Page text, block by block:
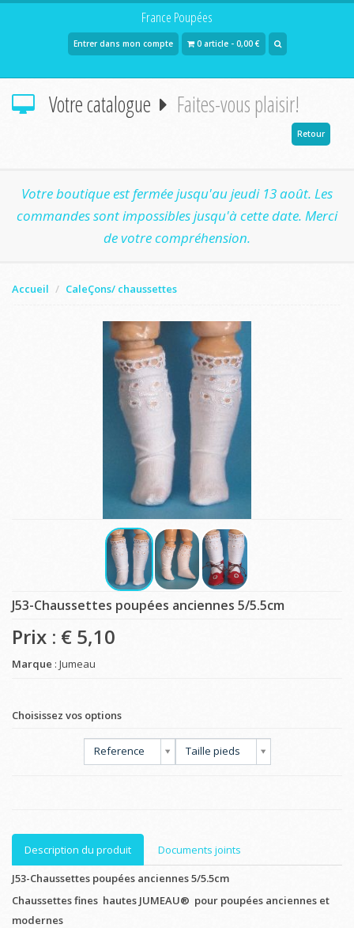
France Poupées
Entrer dans mon compte 0 article - 0,00 €
Votre catalogue Faites-vous plaisir!
Retour
Votre boutique est fermée jusqu'au jeudi 13 août. Les
commandes sont impossibles jusqu'à cette date. Merci
de votre compréhension.
Accueil CaleÇons/ chaussettes
J53-Chaussettes poupées anciennes 5/5.5cm
Prix : € 5,10
Marque : Jumeau
Choisissez vos options
Reference Taille pieds
Description du produit
Documents joints
J53-Chaussettes poupées anciennes 5/5.5cm
Chaussettes fines hautes JUMEAU® pour poupées anciennes et
modernes